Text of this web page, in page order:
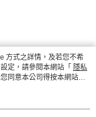
方式之詳情，及若您不希
定，請參閱本網站「 隱私
同意本公司得按本網站使